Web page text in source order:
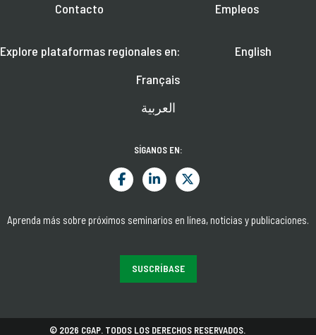
Contacto
Empleos
Explore plataformas regionales en:
English
Français
العربية
SÍGANOS EN:
Aprenda más sobre próximos seminarios en línea, noticias y publicaciones.
SUSCRÍBASE
© 2026 CGAP. TODOS LOS DERECHOS RESERVADOS.